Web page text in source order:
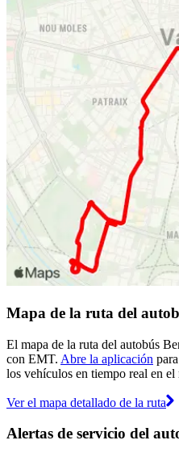
Mapa de la ruta del
El mapa de la ruta del autobús
con EMT. Abre la aplicación
los vehículos en tiempo real en el
Ver el mapa detallado de la ruta
Alertas de servicio del